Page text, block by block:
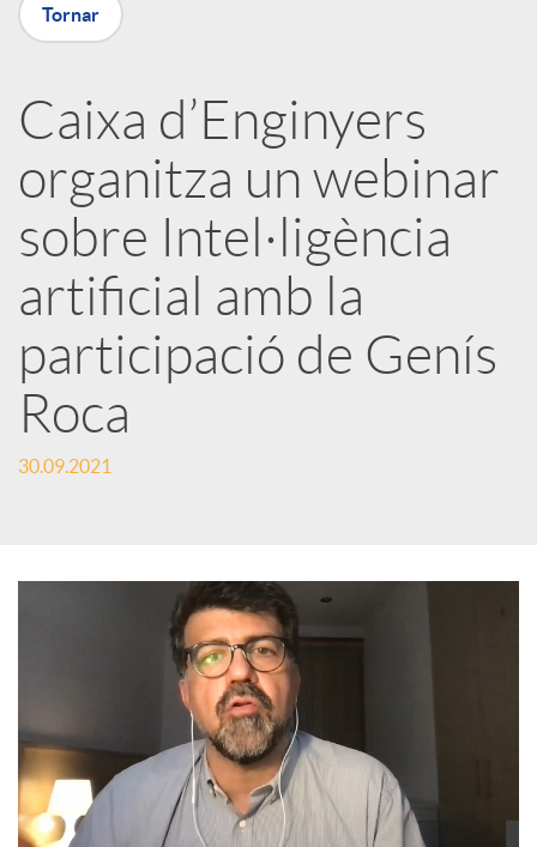
X
a
r
x
e
s
o
i
a
Tornar
Caixa d’Enginyers
organitza un webinar
sobre Intel·ligència
artificial amb la
participació de Genís
Roca
30.09.2021